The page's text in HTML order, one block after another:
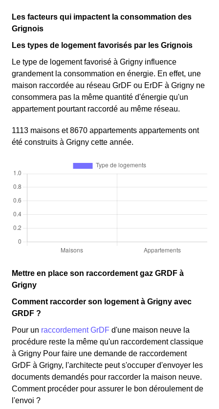
Les facteurs qui impactent la consommation des
Grignois
Les types de logement favorisés par les Grignois
Le type de logement favorisé à Grigny influence
grandement la consommation en énergie. En effet, une
maison raccordée au réseau GrDF ou ErDF à Grigny ne
consommera pas la même quantité d'énergie qu'un
appartement pourtant raccordé au même réseau.
1113 maisons et 8670 appartements appartements ont
été construits à Grigny cette année.
Mettre en place son raccordement gaz GRDF à
Grigny
Comment raccorder son logement à Grigny avec
GRDF ?
Pour un raccordement GrDF d'une maison neuve la
procédure reste la même qu'un raccordement classique
à Grigny Pour faire une demande de raccordement
GrDF à Grigny, l'architecte peut s'occuper d'envoyer les
documents demandés pour raccorder la maison neuve.
Comment procéder pour assurer le bon déroulement de
l'envoi ?